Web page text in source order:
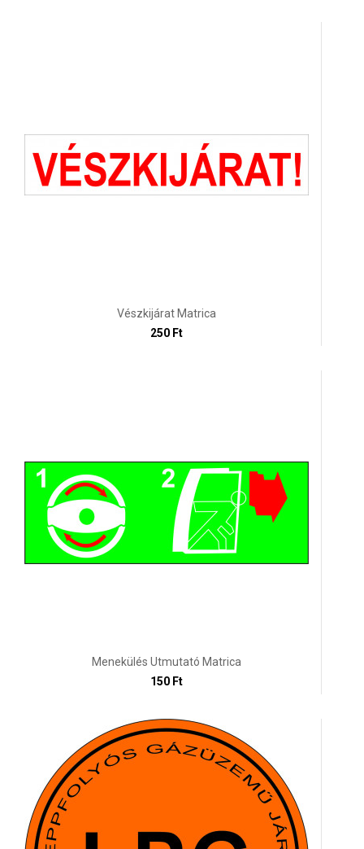
Vészkijárat Matrica
250 Ft
Menekülés Utmutató Matrica
150 Ft